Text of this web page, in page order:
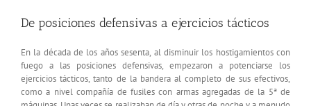
De posiciones defensivas a ejercicios tácticos
En la década de los años sesenta, al disminuir los hostigamientos con
fuego a las posiciones defensivas, empezaron a potenciarse los
ejercicios tácticos, tanto de la bandera al completo de sus efectivos,
como a nivel compañía de fusiles con armas agregadas de la 5ª de